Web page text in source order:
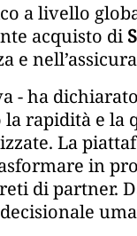
a livello
acquisto di
e
- ha dichiarato
rapidità e la
La
in
di partner.